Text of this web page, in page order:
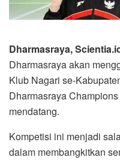
Dharmasraya,
Dharmasraya akan
Klub Nagari se-
Dharmasraya
mendatang.
Kompetisi ini menjadi
dalam membangkitkan